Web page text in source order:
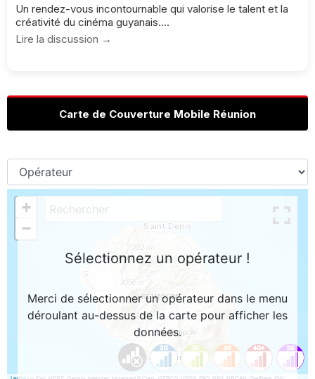
Un rendez-vous incontournable qui valorise le talent et la
créativité du cinéma guyanais....
Lire la discussion →
Carte de Couverture Mobile Réunion